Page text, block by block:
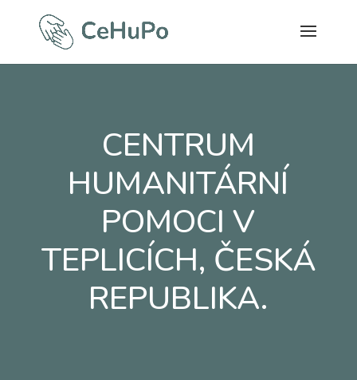
CENTRUM
HUMANITÁRNÍ
POMOCI V
TEPLICÍCH, ČESKÁ
REPUBLIKA.